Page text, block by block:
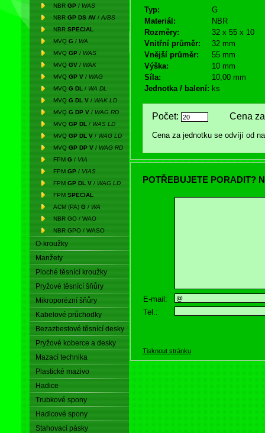
NBR GP / WAS
NBR GP DS AV / A/BS
NBR SPECIAL
MVQ G / WA
MVQ GP / WAS
MVQ GV / WAK
MVQ GP V / WAG
MVQ G DL / WA DL
MVQ G DL V / WAK LD
MVQ G DP V / WAG RD
MVQ GP DL / WAS LD
MVQ GP DL V / WAG LD
MVQ GP DP V / WAG RD
FPM G / VIA
FPM GP / VIAS
FPM GP DL V / WAG LD
FPM SPECIAL
ACM (PA) G / WA
NBR GO / WAO
NBR GPO / WASO
O-kroužky
Manžety
Ploché těsnící kroužky
Pryžové těsnící šňůry
Mikroporézní šňůry
Kabelové průchodky
Bezazbestové těsnící desky
Pryžové koberce a desky
Mazací technika
Plastické mazivo
Hadice
Trubkové spony
Hadicové spony
Stahovací pásky
Typ:
G
Materiál:
NBR
Rozměry:
32 x 55 x 10
Vnitřní průměr:
32 mm
Vnější průměr:
55 mm
Výška:
10 mm
Síla:
10,00 mm
Jednotka / balení: ks
Počet: Cena za
Cena za jednotku se odvíjí od
POTŘEBUJETE PORADIT?
E-mail:
Tel.:
Tisknout stránku